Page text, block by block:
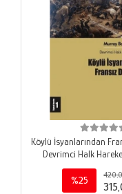
Köylü İsyanlarından
Devrimci Halk
%25